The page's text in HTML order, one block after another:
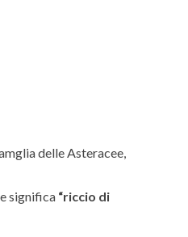
delle Asteracee,
significa “riccio di